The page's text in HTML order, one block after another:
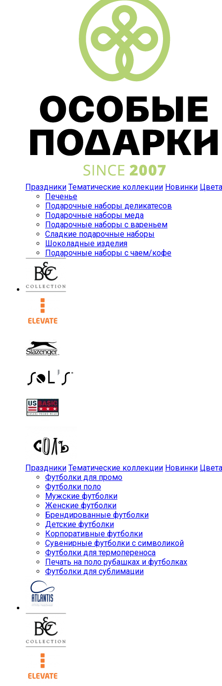
Праздники Тематические коллекции Новинки Цвета
Печенье
Подарочные наборы деликатесов
Подарочные наборы меда
Подарочные наборы с вареньем
Сладкие подарочные наборы
Шоколадные изделия
Подарочные наборы с чаем/кофе
Праздники Тематические коллекции Новинки Цвета
Футболки для промо
Футболки поло
Мужские футболки
Женские футболки
Брендированные футболки
Детские футболки
Корпоративные футболки
Сувенирные футболки с символикой
Футболки для термопереноса
Печать на поло рубашках и футболках
Футболки для сублимации